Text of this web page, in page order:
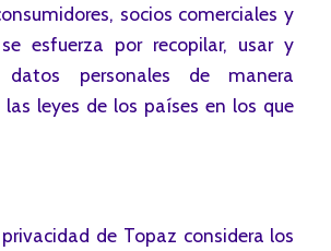
socios comerciales y
esfuerza por recopilar, usar y
personales de manera
las leyes de los países en los que
de Topaz considera los